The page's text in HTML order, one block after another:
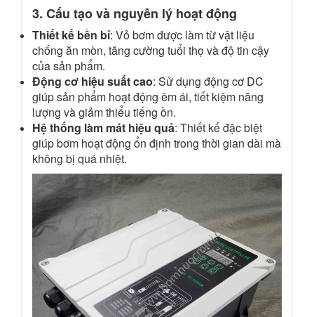
3. Cấu tạo và nguyên lý hoạt động
Thiết kế bền bỉ: Vỏ bơm được làm từ vật liệu
chống ăn mòn, tăng cường tuổi thọ và độ tin cậy
của sản phẩm.
Động cơ hiệu suất cao: Sử dụng động cơ DC
giúp sản phẩm hoạt động êm ái, tiết kiệm năng
lượng và giảm thiểu tiếng ồn.
Hệ thống làm mát hiệu quả: Thiết kế đặc biệt
giúp bơm hoạt động ổn định trong thời gian dài mà
không bị quá nhiệt.